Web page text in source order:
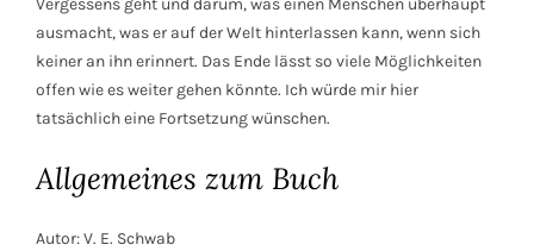
Vergessens geht und darum, was einen Menschen überhaupt
ausmacht, was er auf der Welt hinterlassen kann, wenn sich
keiner an ihn erinnert. Das Ende lässt so viele Möglichkeiten
offen wie es weiter gehen könnte. Ich würde mir hier
tatsächlich eine Fortsetzung wünschen.
Allgemeines zum Buch
Autor: V. E. Schwab